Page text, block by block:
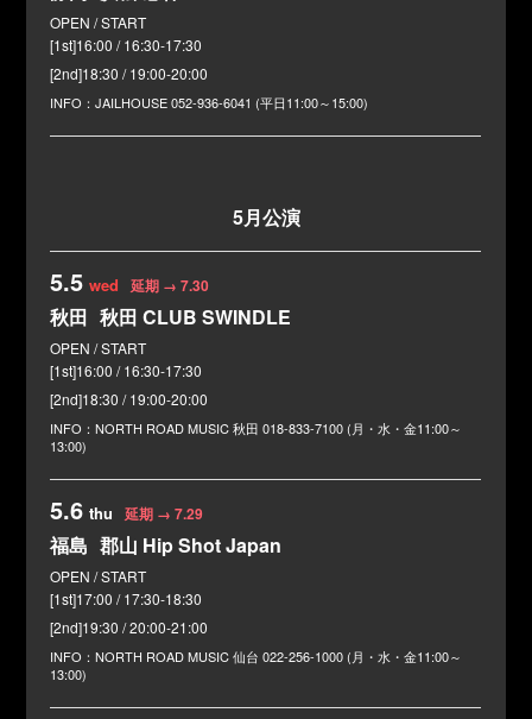
[1st]16:00 / 16:30-17:30
[2nd]18:30 / 19:00-20:00
JAILHOUSE052-936-6041 (平日11:00～15:00)
5月公演
5.5 wed 延期 → 7.30
秋田 秋田 CLUB SWINDLE
[1st]16:00 / 16:30-17:30
[2nd]18:30 / 19:00-20:00
NORTH ROAD MUSIC 秋田018-833-7100 (月・水・金11:00～
13:00)
5.6 thu 延期 → 7.29
福島 郡山 Hip Shot Japan
[1st]17:00 / 17:30-18:30
[2nd]19:30 / 20:00-21:00
NORTH ROAD MUSIC 仙台022-256-1000 (月・水・金11:00～
13:00)